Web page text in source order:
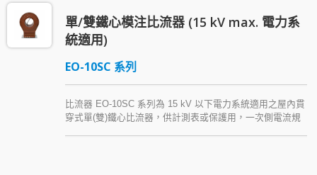
單/雙鐵心模注比流器 (15 kV max. 電力系
統適用)
EO-10SC 系列
比流器 EO-10SC 系列為 15 kV 以下電力系統適用之屋內貫
穿式單(雙)鐵心比流器，供計測表或保護用，一次側電流規